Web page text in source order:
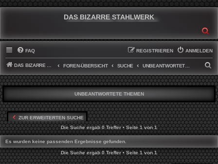
DAS BIZARRE STAHLWERK
FAQ ANMELDEN
REGISTRIEREN
DAS BIZARRE STAHLWERK FOREN-ÜBERSICHT SUCHE
U
C
H
E
UNBEANTWORTETE THEMEN
ZUR ERWEITERTEN SUCHE
Die Suche ergab 0 Treffer • Seite1von1
Es wurden keine passenden Ergebnisse gefunden.
Die Suche ergab 0 Treffer • Seite1von1